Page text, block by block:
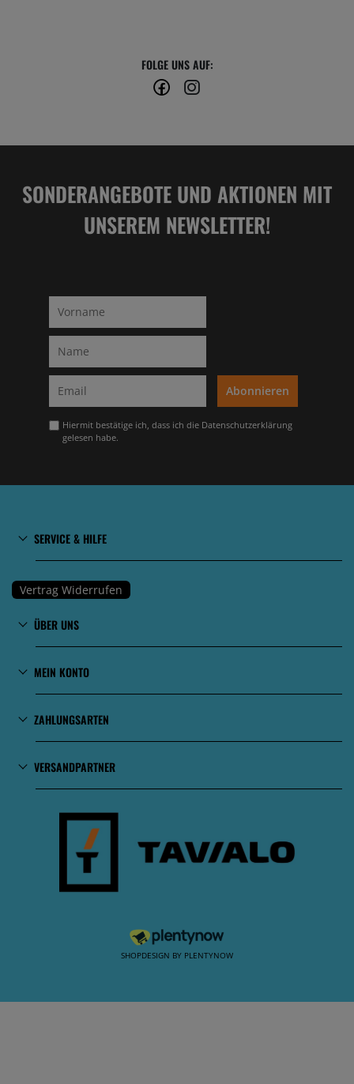
FOLGE UNS AUF:
SONDERANGEBOTE UND AKTIONEN MIT
UNSEREM NEWSLETTER!
Abonnieren
Hiermit bestätige ich, dass ich die Datenschutzerklärung
gelesen habe.
SERVICE & HILFE
Vertrag Widerrufen
ÜBER UNS
MEIN KONTO
ZAHLUNGSARTEN
VERSANDPARTNER
SHOPDESIGN BY PLENTYNOW